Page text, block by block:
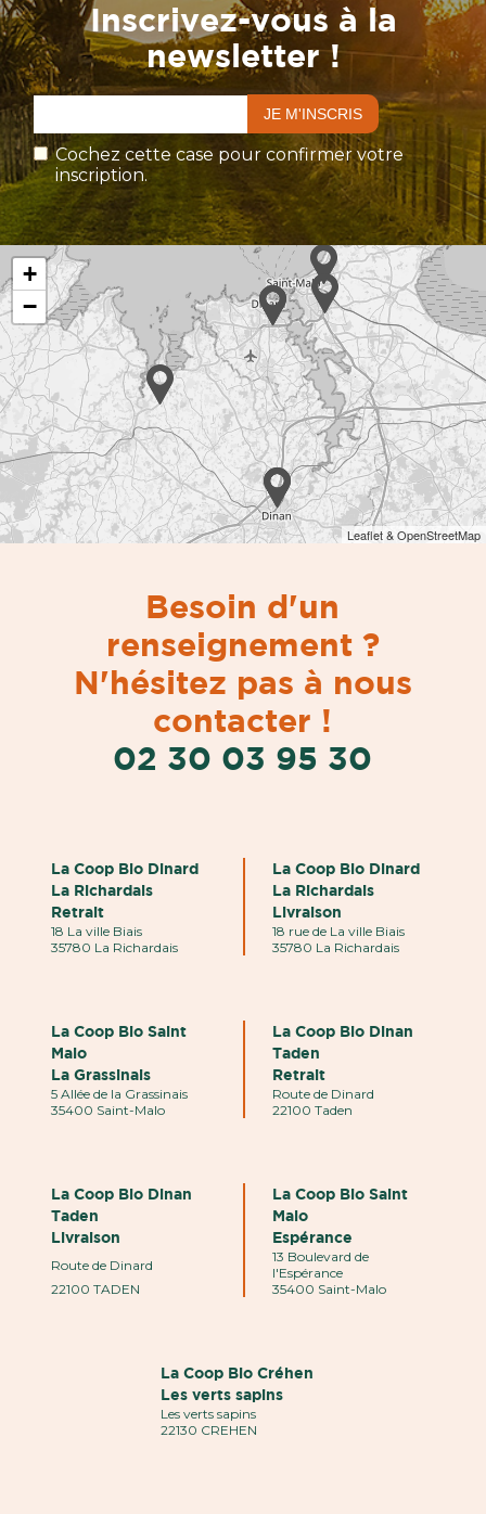
Inscrivez-vous à la
newsletter !
Cochez cette case pour confirmer votre
inscription.
Besoin d'un
renseignement ?
N'hésitez pas à nous
contacter !
02 30 03 95 30
La Coop Bio Dinard
La Richardais
Retrait
18 La ville Biais
35780 La Richardais
La Coop Bio Dinard
La Richardais
Livraison
18 rue de La ville Biais
35780 La Richardais
La Coop Bio Saint
Malo
La Grassinais
5 Allée de la Grassinais
35400 Saint-Malo
La Coop Bio Dinan
Taden
Retrait
Route de Dinard
22100 Taden
La Coop Bio Dinan
Taden
Livraison
Route de Dinard
22100 TADEN
La Coop Bio Saint
Malo
Espérance
13 Boulevard de
l'Espérance
35400 Saint-Malo
La Coop Bio Créhen
Les verts sapins
Les verts sapins
22130 CREHEN
+
−
Leaflet & OpenStreetMap